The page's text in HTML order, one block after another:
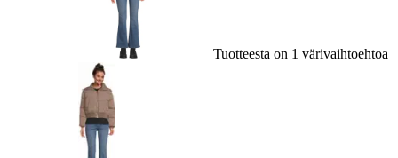
Tuotteesta on 1 värivaihtoehtoa